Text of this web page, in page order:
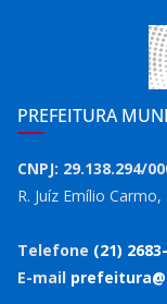
PREFEITURA
CNPJ: 29.138.294/
R. Juíz Emílio
Telefone (21)
E-mail